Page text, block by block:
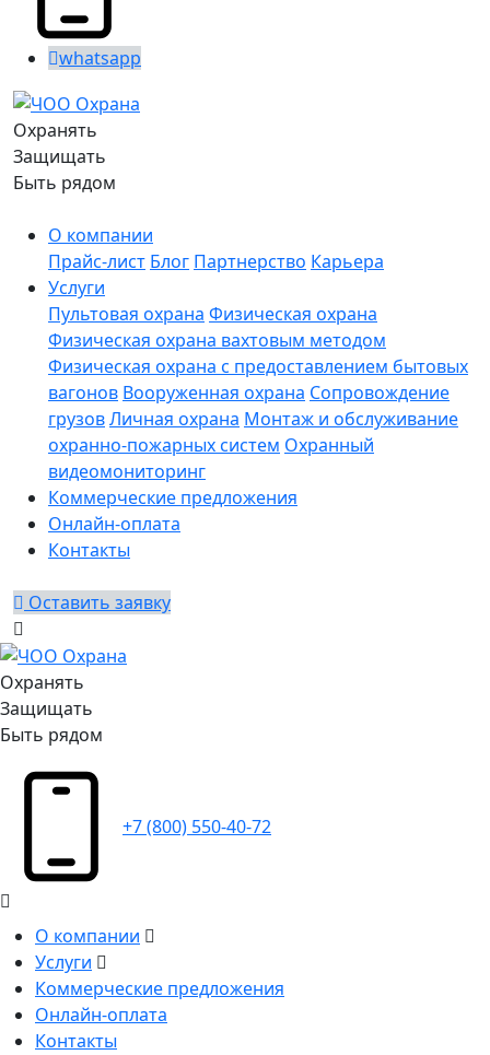
whatsapp
Охранять
Защищать
Быть рядом
О компании
Прайс-лист Блог Партнерство Карьера
Услуги
Пультовая охрана Физическая охрана
Физическая охрана вахтовым методом
Физическая охрана с предоставлением бытовых
вагонов Вооруженная охрана Сопровождение
грузовЛичная охрана Монтаж и обслуживание
охранно-пожарных систем Охранный
видеомониторинг
Коммерческие предложения
Онлайн-оплата
Контакты
Оставить заявку
Охранять
Защищать
Быть рядом
+7 (800) 550-40-72
О компании
Услуги
Коммерческие предложения
Онлайн-оплата
Контакты